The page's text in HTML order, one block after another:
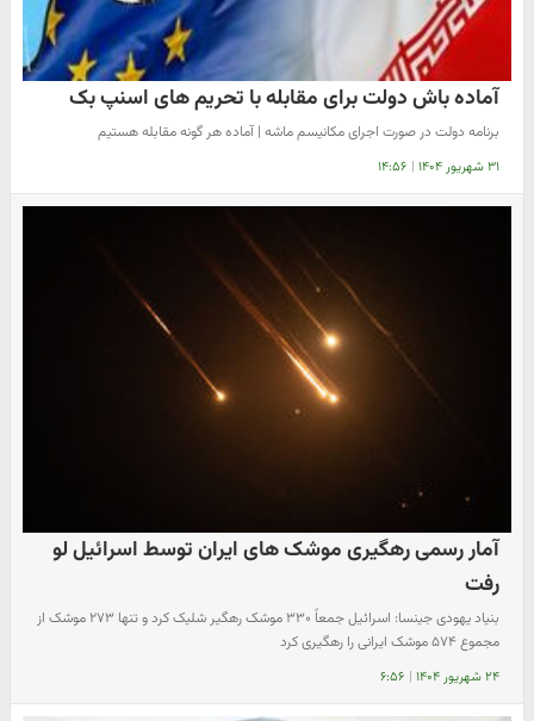
آماده باش دولت برای مقابله با تحریم های اسنپ بک
برنامه دولت در صورت اجرای مکانیسم ماشه | آماده هر گونه مقابله هستیم
۳۱ شهریور ۱۴۰۴ | ۱۴:۵۶
آمار رسمی رهگیری موشک های ایران توسط اسرائیل لو
رفت
بنیاد یهودی جینسا: اسرائیل جمعاً ۳۳۰ موشک رهگیر شلیک کرد و تنها ۲۷۳ موشک از
مجموع ۵۷۴ موشک‌ ایرانی را رهگیری کرد
۲۴ شهریور ۱۴۰۴ | ۶:۵۶